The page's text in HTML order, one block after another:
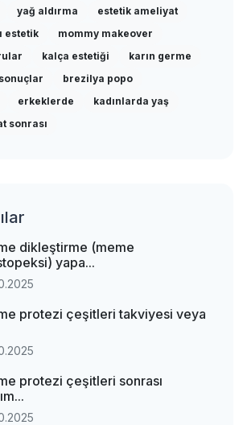
yağ aldırma
estetik ameliyat
estetik
mommy makeover
kalça estetiği
karın germe
sonuçlar
brezilya popo
erkeklerde
kadınlarda yaş
sonrası
dikleştirme (meme
yapa...
protezi çeşitleri takviyesi veya
protezi çeşitleri sonrası